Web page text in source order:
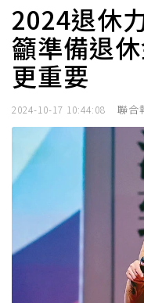
2024退休
籲準備退
更重要
2024-10-17 10:44:08 聯合